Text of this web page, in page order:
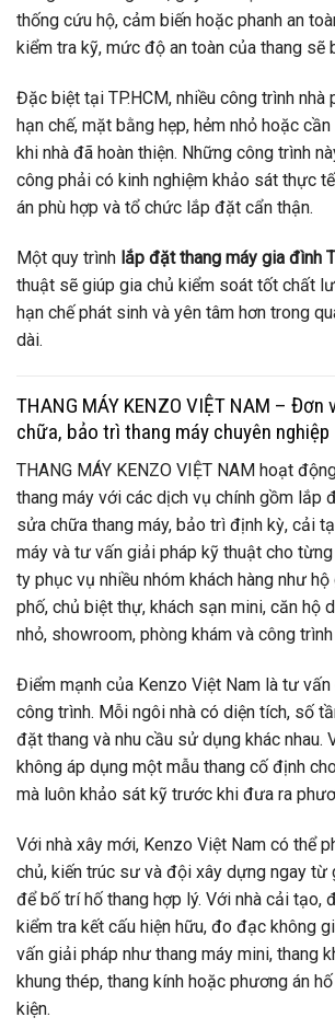
thống cứu hộ, cảm biến hoặc phanh an
kiểm tra kỹ, mức độ an toàn của thang sẽ
Đặc biệt tại TP.HCM, nhiều công trình nhà
hạn chế, mặt bằng hẹp, hẻm nhỏ hoặc
khi nhà đã hoàn thiện. Những công trình
công phải có kinh nghiệm khảo sát thực
án phù hợp và tổ chức lắp đặt cẩn thận.
Một quy trình lắp đặt thang máy gia đình
thuật sẽ giúp gia chủ kiểm soát tốt chất
hạn chế phát sinh và yên tâm hơn trong
dài.
THANG MÁY KENZO VIỆT NAM – Đơn
chữa, bảo trì thang máy chuyên nghiệp
THANG MÁY KENZO VIỆT NAM hoạt
thang máy với các dịch vụ chính gồm lắp
sửa chữa thang máy, bảo trì định kỳ, cải
máy và tư vấn giải pháp kỹ thuật cho
ty phục vụ nhiều nhóm khách hàng như
phố, chủ biệt thự, khách sạn mini, căn hộ
nhỏ, showroom, phòng khám và công
Điểm mạnh của Kenzo Việt Nam là tư
công trình. Mỗi ngôi nhà có diện tích, số
đặt thang và nhu cầu sử dụng khác nhau.
không áp dụng một mẫu thang cố định
mà luôn khảo sát kỹ trước khi đưa ra
Với nhà xây mới, Kenzo Việt Nam có thể
chủ, kiến trúc sư và đội xây dựng ngay từ
để bố trí hố thang hợp lý. Với nhà cải tạo,
kiểm tra kết cấu hiện hữu, đo đạc không
vấn giải pháp như thang máy mini, thang
khung thép, thang kính hoặc phương án
kiện.